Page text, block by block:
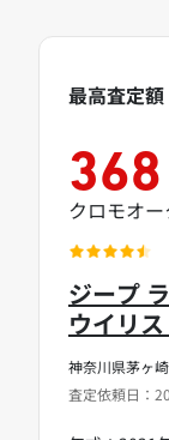
神奈川県茅ヶ
査定依頼日：
ジープ
ウイリ
最高査定額
368
クロモオ